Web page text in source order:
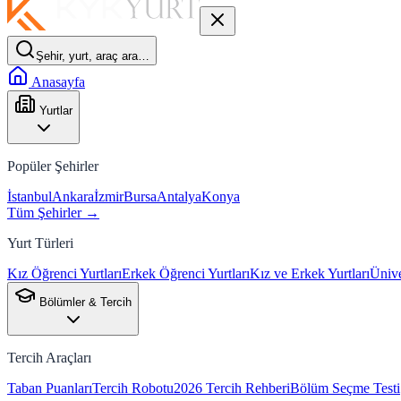
Şehir, yurt, araç ara…
Anasayfa
Yurtlar
Popüler Şehirler
İstanbulAnkaraİzmirBursaAntalyaKonya
Tüm Şehirler →
Yurt Türleri
Kız Öğrenci YurtlarıErkek Öğrenci YurtlarıKız ve Erkek Yurtları
Bölümler & Tercih
Tercih Araçları
Taban PuanlarıTercih Robotu2026 Tercih RehberiBölüm Seçme Testi